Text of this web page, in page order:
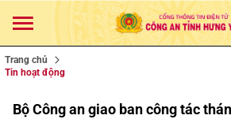
Trang chủ
Tin hoạt động
Bộ Công an giao ban công tác